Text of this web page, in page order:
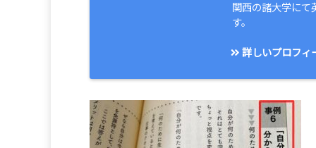
関西の諸大学にて
す。
詳しいプロフィ